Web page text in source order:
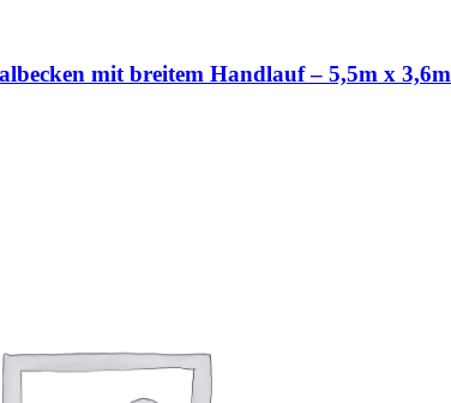
mit breitem Handlauf – 5,5m x 3,6m